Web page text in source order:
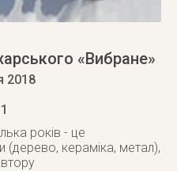
«Вибране»
2018
років - це
(дерево, кераміка, метал),